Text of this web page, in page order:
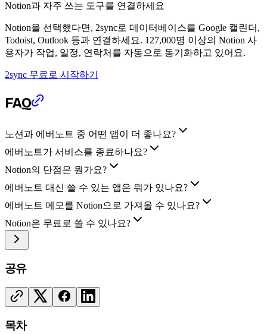
Notion과 자주 쓰는 도구를 연결하세요
Notion을 선택했다면, 2sync로 데이터베이스를 Google 캘린더,
Todoist, Outlook 등과 연결하세요. 127,000명 이상의 Notion 사
용자가 작업, 일정, 연락처를 자동으로 동기화하고 있어요.
2sync 무료로 시작하기
FAQ
노션과 에버노트 중 어떤 앱이 더 좋나요?
에버노트가 서비스를 종료하나요?
Notion의 단점은 뭔가요?
에버노트 대신 쓸 수 있는 앱은 뭐가 있나요?
에버노트 메모를 Notion으로 가져올 수 있나요?
Notion은 무료로 쓸 수 있나요?
공유
목차